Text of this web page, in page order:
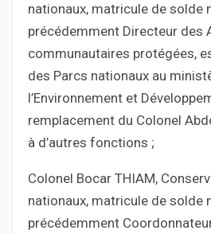
nationaux, matricule de solde
précédemment Directeur des
communautaires protégées,
des Parcs nationaux au
l’Environnement et
remplacement du Colonel
à d’autres fonctions ;
Colonel Bocar THIAM,
nationaux, matricule de solde
précédemment